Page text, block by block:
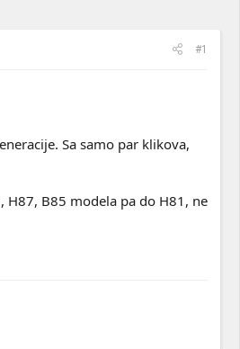
#1
Sa samo par klikova,
H87, B85 modela pa do H81, ne